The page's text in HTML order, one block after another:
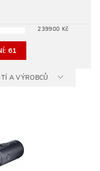
239900 Kč
61
A VÝROBCŮ